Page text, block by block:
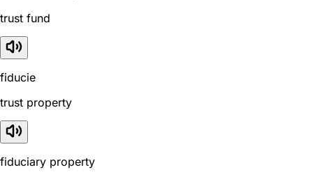
trust fund
fiducie
trust property
fiduciary property